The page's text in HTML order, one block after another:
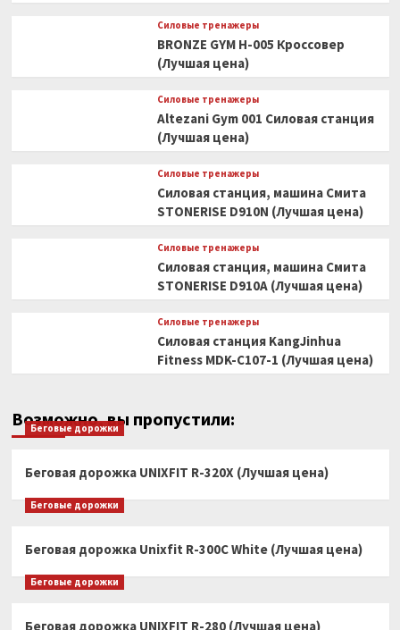
Силовые тренажеры
BRONZE GYM H-005 Кроссовер
(Лучшая цена)
Силовые тренажеры
Altezani Gym 001 Силовая станция
(Лучшая цена)
Силовые тренажеры
Силовая станция, машина Смита
STONERISE D910N (Лучшая цена)
Силовые тренажеры
Силовая станция, машина Смита
STONERISE D910A (Лучшая цена)
Силовые тренажеры
Силовая станция KangJinhua
Fitness MDK-C107-1 (Лучшая цена)
Возможно, вы пропустили:
Беговые дорожки
Беговая дорожка UNIXFIT R-320X (Лучшая цена)
Беговые дорожки
Беговая дорожка Unixfit R-300C White (Лучшая цена)
Беговые дорожки
Беговая дорожка UNIXFIT R-280 (Лучшая цена)